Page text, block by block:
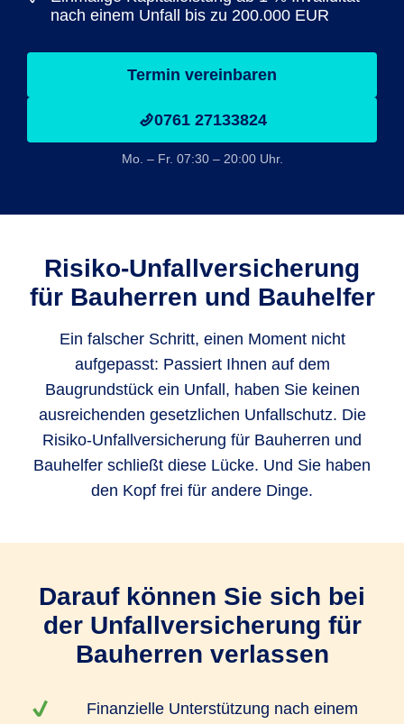
nach einem Unfall bis zu 200.000 EUR
Termin vereinbaren
0761 27133824
Mo. – Fr. 07:30 – 20:00 Uhr.
Risiko-Unfall­versicherung
für Bau­herren und Bauhelfer
Ein falscher Schritt, einen Moment nicht
aufgepasst: Passiert Ihnen auf dem
Baugrundstück ein Unfall, haben Sie keinen
ausreichenden gesetzlichen Unfallschutz. Die
Risiko-Unfallversicherung für Bauherren und
Bauhelfer schließt diese Lücke. Und Sie haben
den Kopf frei für andere Dinge.
Darauf können Sie sich bei
der Unfallversicherung für
Bauherren verlassen
Finanzielle Unterstützung nach einem